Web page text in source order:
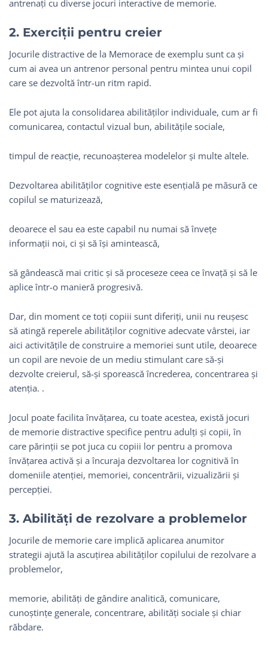
antrenați cu diverse jocuri interactive de memorie.
2. Exerciții pentru creier
Jocurile distractive de la Memorace de exemplu sunt ca și
cum ai avea un antrenor personal pentru mintea unui copil
care se dezvoltă într-un ritm rapid.
Ele pot ajuta la consolidarea abilităților individuale, cum ar fi
comunicarea, contactul vizual bun, abilitățile sociale,
timpul de reacție, recunoașterea modelelor și multe altele.
Dezvoltarea abilităților cognitive este esențială pe măsură ce
copilul se maturizează,
deoarece el sau ea este capabil nu numai să învețe
informații noi, ci și să își amintească,
să gândească mai critic și să proceseze ceea ce învață și să le
aplice într-o manieră progresivă.
Dar, din moment ce toți copiii sunt diferiți, unii nu reușesc
să atingă reperele abilităților cognitive adecvate vârstei, iar
aici activitățile de construire a memoriei sunt utile, deoarece
un copil are nevoie de un mediu stimulant care să-și
dezvolte creierul, să-și sporească încrederea, concentrarea și
atenția. .
Jocul poate facilita învățarea, cu toate acestea, există jocuri
de memorie distractive specifice pentru adulți și copii, în
care părinții se pot juca cu copiii lor pentru a promova
învățarea activă și a încuraja dezvoltarea lor cognitivă în
domeniile atenției, memoriei, concentrării, vizualizării și
percepției.
3. Abilități de rezolvare a problemelor
Jocurile de memorie care implică aplicarea anumitor
strategii ajută la ascuțirea abilităților copilului de rezolvare a
problemelor,
memorie, abilități de gândire analitică, comunicare,
cunoștințe generale, concentrare, abilități sociale și chiar
răbdare.